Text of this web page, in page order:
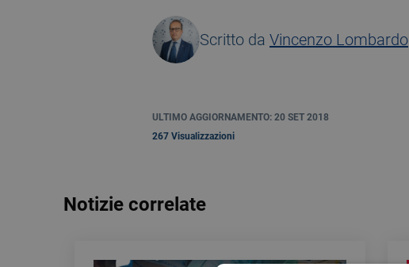
Scritto da Vincenzo Lombardo
ULTIMO AGGIORNAMENTO: 20 SET 2018
267 Visualizzazioni
Notizie correlate